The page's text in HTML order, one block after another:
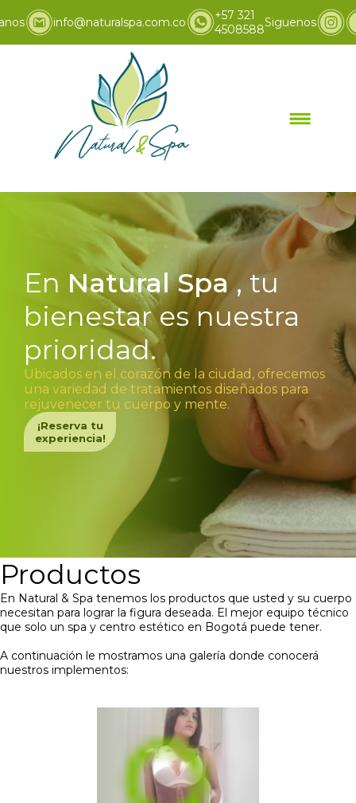
info@naturalspa.com.co
+57 321
4508588Siguenos
En Natural Spa, tu
bienestar es nuestra
prioridad.
Ubicados en el corazón de la ciudad, ofrecemos
una variedad de tratamientos diseñados para
rejuvenecer tu cuerpo y mente.
¡Reserva tu
experiencia!
Productos
En Natural & Spa tenemos los productos que usted y su cuerpo
necesitan para lograr la figura deseada. El mejor equipo técnico
que solo un spa y centro estético en Bogotá puede tener.
A continuación le mostramos una galería donde conocerá
nuestros implementos: